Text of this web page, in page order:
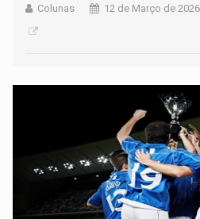
Colunas 12 de Março de